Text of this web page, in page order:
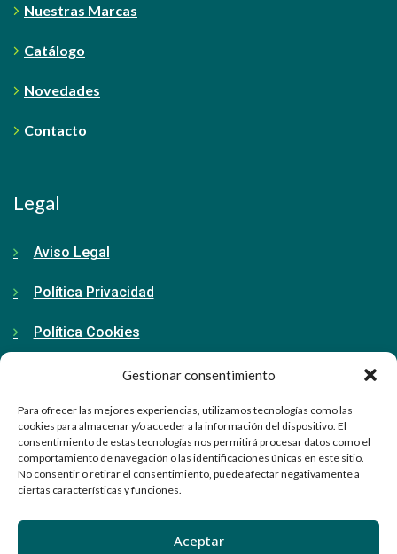
Gestionar consentimiento
Para ofrecer las mejores experiencias, utilizamos tecnologías como las
cookies para almacenar y/o acceder a la información del dispositivo. El
consentimiento de estas tecnologías nos permitirá procesar datos como el
comportamiento de navegación o las identificaciones únicas en este sitio.
No consentir o retirar el consentimiento, puede afectar negativamente a
ciertas características y funciones.
Aceptar
Nuestras Marcas
Catálogo
Novedades
Contacto
Legal
Aviso Legal
Política Privacidad
Política Cookies
Contacto
91 798 71 15
info@ellabrador.es